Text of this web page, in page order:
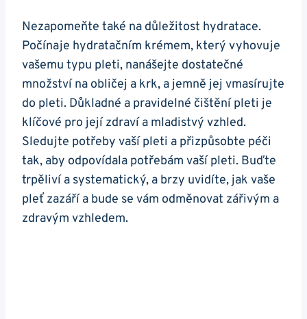
Nezapomeňte ⁤také na důležitost hydratace.
Počínaje hydratačním​ krémem, ⁤který vyhovuje
vašemu typu​ pleti, nanášejte dostatečné
množství​ na obličej a ⁢krk, a jemně jej vmasírujte
do pleti. Důkladné‍ a pravidelné čištění pleti je​
klíčové pro její zdraví ‍a mladistvý vzhled.
Sledujte potřeby ⁢vaší pleti a ⁢přizpůsobte péči⁣
tak, ⁢aby odpovídala potřebám vaší​ pleti. ⁣Buďte
⁣trpěliví a systematický, a brzy uvidíte, jak ‍vaše
pleť zazáří a bude se vám odměnovat⁤ zářivým a
zdravým vzhledem.